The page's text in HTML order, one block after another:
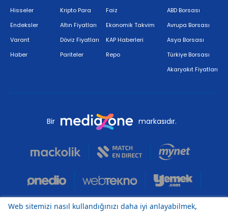
Hisseler
Endeksler
Varant
Haber
Kripto Para
Altın Fiyatları
Döviz Fiyatları
Pariteler
Faiz
Ekonomik Takvim
KAP Haberleri
Repo
ABD Borsası
Avrupa Borsası
Asya Borsası
Türkiye Borsası
Akaryakıt Fiyatları
Bir markasıdır.